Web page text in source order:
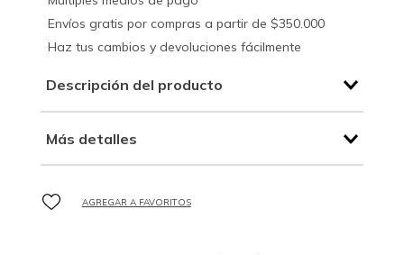
Envíos gratis por compras a partir de $350.000
Haz tus cambios y devoluciones fácilmente
Descripción del producto
Más detalles